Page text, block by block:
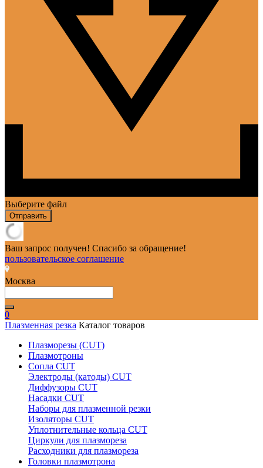
Выберите файл
Отправить
Ваш запрос получен! Спасибо за обращение!
пользовательское соглашение
Москва
0
Плазменная резка Каталог товаров
Плазморезы (CUT)
Плазмотроны
Сопла CUT
Электроды (катоды) CUT
Диффузоры CUT
Насадки CUT
Наборы для плазменной резки
Изоляторы CUT
Уплотнительные кольца CUT
Циркули для плазмореза
Расходники для плазмореза
Головки плазмотрона